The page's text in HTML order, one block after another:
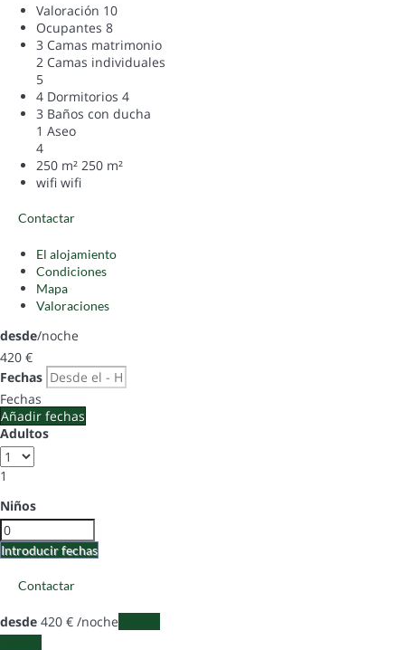
Valoración 10
Ocupantes 8
3 Camas matrimonio
2 Camas individuales
5
4 Dormitorios 4
3 Baños con ducha
1 Aseo
4
250 m² 250 m²
wifi wifi
Contactar
El alojamiento
Condiciones
Mapa
Valoraciones
desde/noche
420 €
Fechas
Fechas
Añadir fechas
Adultos
1
Niños
Introducir fechas
Contactar
desde 420 € /noche